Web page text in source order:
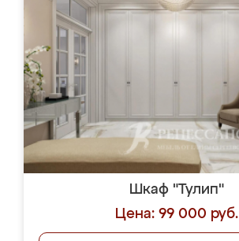
Шкаф "Тулип"
Цена: 99 000 руб.